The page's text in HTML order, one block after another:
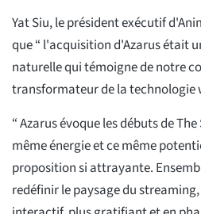
Yat Siu, le président exécutif
que “ l'acquisition d'Azarus était
naturelle qui témoigne de notre
transformateur de la technologie
“ Azarus évoque les débuts de
même énergie et ce même
proposition si attrayante.
redéfinir le paysage du